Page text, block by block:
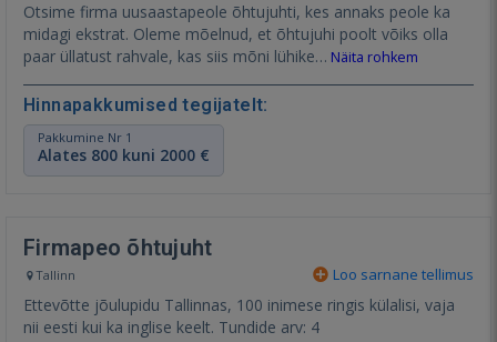
Otsime firma uusaastapeole õhtujuhti, kes annaks peole ka
midagi ekstrat. Oleme mõelnud, et õhtujuhi poolt võiks olla
paar üllatust rahvale, kas siis mõni lühike… Näita rohkem
Hinnapakkumised tegijatelt:
Pakkumine Nr 1
Alates 800 kuni 2000 €
Firmapeo õhtujuht
Tallinn Loo sarnane tellimus
Ettevõtte jõulupidu Tallinnas, 100 inimese ringis külalisi, vaja
nii eesti kui ka inglise keelt. Tundide arv: 4